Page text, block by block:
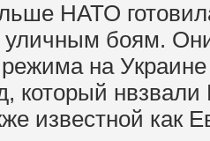
НАТО
боям.
на Украине
который
известной как